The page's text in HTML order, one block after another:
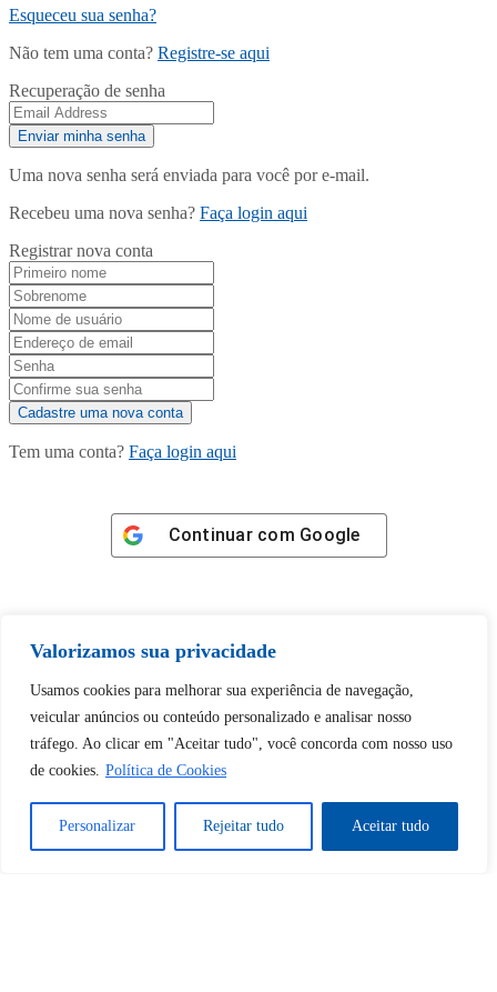
Valorizamos sua privacidade
Usamos cookies para melhorar sua experiência de navegação,
veicular anúncios ou conteúdo personalizado e analisar nosso
tráfego. Ao clicar em "Aceitar tudo", você concorda com nosso uso
de cookies. Política de Cookies
Personalizar Rejeitar tudo Aceitar tudo
Esqueceu sua senha?
Não tem uma conta? Registre-se aqui
Recuperação de senha
Uma nova senha será enviada para você por e-mail.
Recebeu uma nova senha? Faça login aqui
Registrar nova conta
Tem uma conta? Faça login aqui
Continuar com Google
Tem certeza de que deseja
desbloquear esta publicação?
Sim Não